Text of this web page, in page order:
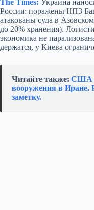
России: поражены НПЗ
атакованы суда в
до 20% хранения).
экономика не
держатся, у Киева
Читайте также: США
вооружения в Иране.
заметку.